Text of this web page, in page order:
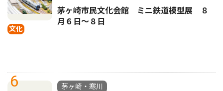
文化
茅ヶ崎市民文化会館 ミニ鉄道模型展 ８
月６日〜８日
6
茅ヶ崎・寒川